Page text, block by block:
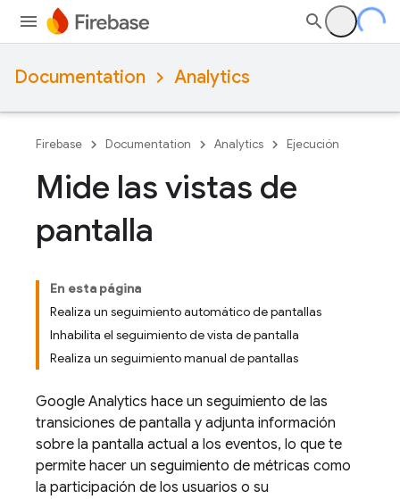
Documentation Analytics
Firebase Documentation Analytics Ejecución
Mide las vistas de
pantalla
En esta página
Realiza un seguimiento automático de pantallas
Inhabilita el seguimiento de vista de pantalla
Realiza un seguimiento manual de pantallas
Google Analytics hace un seguimiento de las
transiciones de pantalla y adjunta información
sobre la pantalla actual a los eventos, lo que te
permite hacer un seguimiento de métricas como
la participación de los usuarios o su